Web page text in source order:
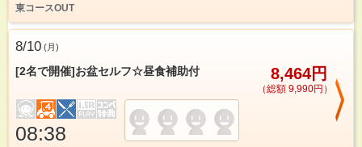
東コースOUT
8/10 (月)
[2名で開催]お盆セルフ☆昼食補助付 8,464円
（総額 9,990円）
08:38